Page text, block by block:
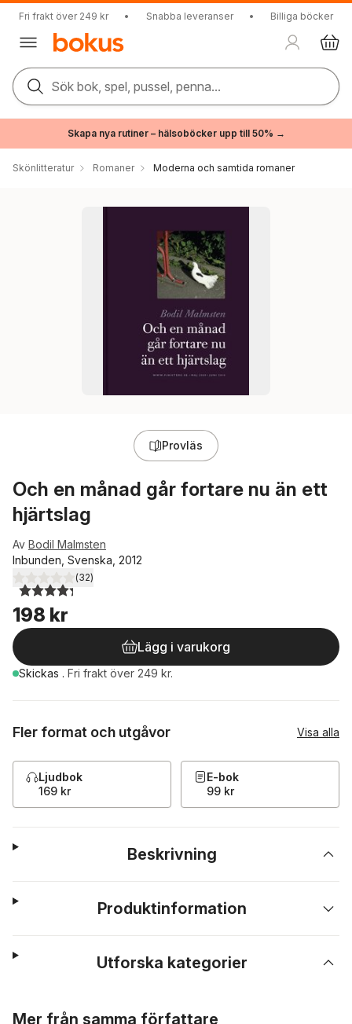
Fri frakt över 249 kr • Snabba leveranser • Billiga böcker
Sök bok, spel, pussel, penna...
Skapa nya rutiner – hälsoböcker upp till 50% →
Skönlitteratur Romaner Moderna och samtida romaner
Provläs
Och en månad går fortare nu än ett
hjärtslag
Av Bodil Malmsten
Inbunden, Svenska, 2012
4,3utav 5 stjärnor. Totalt antal röster:
(32)
198 kr
Lägg i varukorg
Skickas . Fri frakt över 249 kr.
Fler format och utgåvor Visa alla
Ljudbok
169 kr
E-bok
99 kr
Beskrivning
Produktinformation
Utforska kategorier
Mer från samma författare